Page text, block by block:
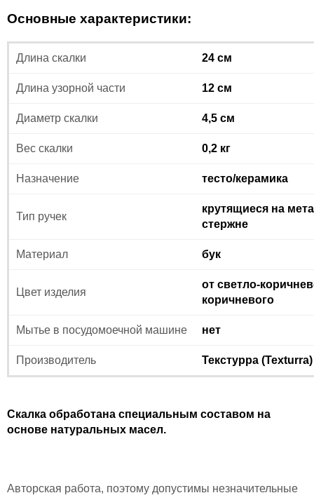
Основные характеристики:
Длина скалки 24 см
Длина узорной части 12 см
Диаметр скалки 4,5 см
Вес скалки 0,2 кг
Назначение тесто/керамика
Тип ручек
крутящиеся на
стержне
Материал бук
Цвет изделия
от светло-
коричневого
Мытье в посудомоечной машине нет
Производитель Текстурра
Скалка обработана специальным составом на
основе натуральных масел.
Авторская работа, поэтому допустимы незначительные